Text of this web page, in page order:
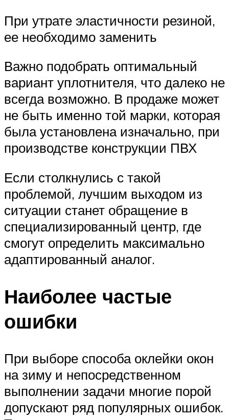
При утрате эластичности резиной,
ее необходимо заменить
Важно подобрать оптимальный
вариант уплотнителя, что далеко не
всегда возможно. В продаже может
не быть именно той марки, которая
была установлена изначально, при
производстве конструкции ПВХ
Если столкнулись с такой
проблемой, лучшим выходом из
ситуации станет обращение в
специализированный центр, где
смогут определить максимально
адаптированный аналог.
Наиболее частые
ошибки
При выборе способа оклейки окон
на зиму и непосредственном
выполнении задачи многие порой
допускают ряд популярных ошибок.